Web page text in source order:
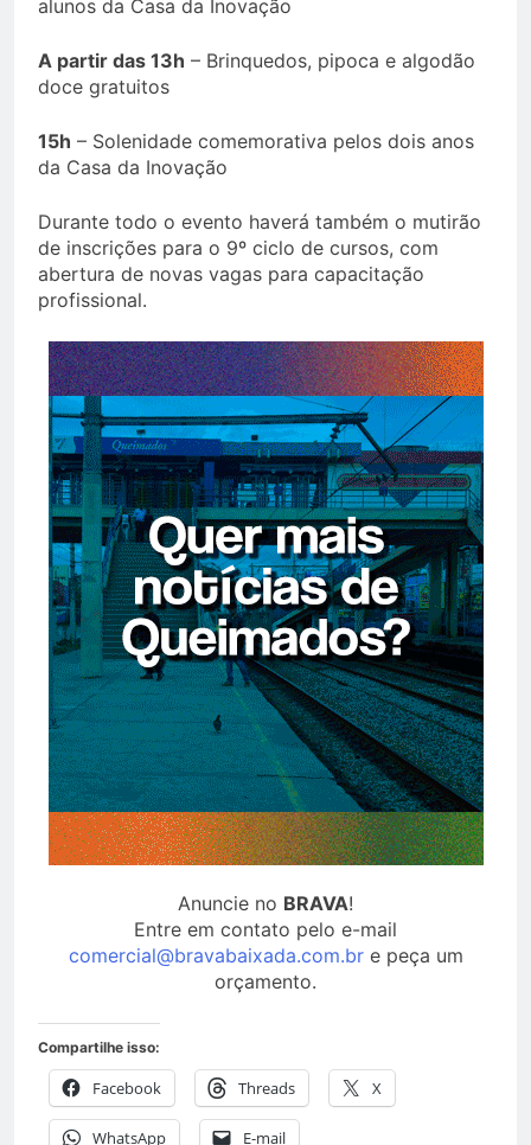
alunos da Casa da Inovação
A partir das 13h – Brinquedos, pipoca e algodão
doce gratuitos
15h – Solenidade comemorativa pelos dois anos
da Casa da Inovação
Durante todo o evento haverá também o mutirão
de inscrições para o 9º ciclo de cursos, com
abertura de novas vagas para capacitação
profissional.
Anuncie no BRAVA!
Entre em contato pelo e-mail
comercial@bravabaixada.com.bre peça um
orçamento.
Compartilhe isso:
Facebook Threads X
WhatsApp E-mail